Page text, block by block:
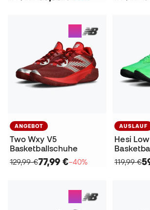
ANGEBOT
Two Wxy V5
Basketballschuhe
129,99 €77,99 €−40%
AUSLAUF
Hesi
119,99 €